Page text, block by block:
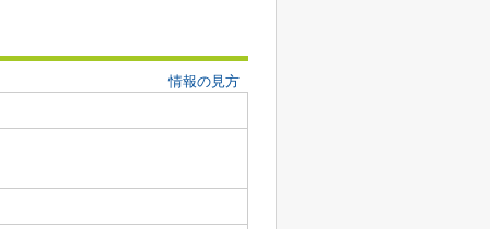
情報の見方